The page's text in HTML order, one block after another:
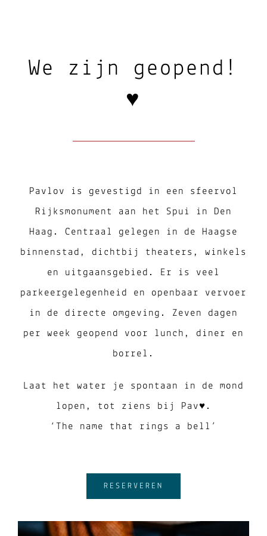
We zijn geopend!
♥
Pavlov is gevestigd in een sfeervol
Rijksmonument aan het Spui in Den
Haag. Centraal gelegen in de Haagse
binnenstad, dichtbij theaters, winkels
en uitgaansgebied. Er is veel
parkeergelegenheid en openbaar vervoer
in de directe omgeving. Zeven dagen
per week geopend voor lunch, diner en
borrel.
Laat het water je spontaan in de mond
lopen, tot ziens bij Pav♥.
‘The name that rings a bell’
RESERVEREN